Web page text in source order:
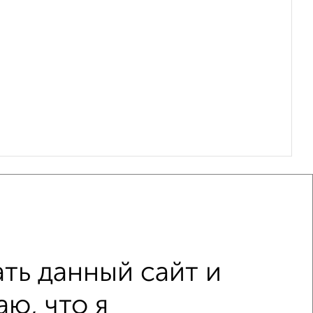
не последний этаж
данный сайт и
что я